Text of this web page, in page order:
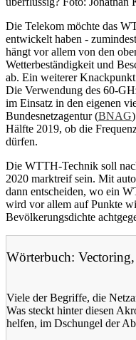
Die Telekom möchte das
entwickelt haben -
hängt vor allem von den
Wetterbeständigkeit und
ab. Ein weiterer
Die Verwendung des 60-
im Einsatz in den eigenen
Bundesnetzagentur (BNAG
Hälfte 2019, ob die
dürfen.
Die WTTH-Technik soll
2020 marktreif sein. Mit
dann entscheiden, wo ein
wird vor allem auf Punkte
Bevölkerungsdichte
Wörterbuch:
Viele der Begriffe, die
Was steckt hinter diesen
helfen, im Dschungel der